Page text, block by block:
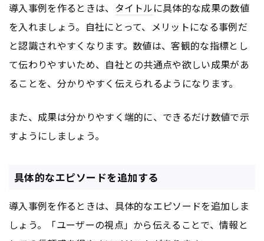
導入事例を作るときは、 タイトルに具体的な成果の数値
を入れましょう。自社にとって、メリットになる事例だ
と認識されやすくなります。数値は、客観的な指標とし
て伝わりやすいため、自社との共通点や欲しい成果があ
ることを、分かりやすく伝えられるようになります。
また、成果は分かりやすく端的に、できるだけ数値で示
すようにしましょう。
具体的なエピソードを追加する
導入事例を作るときは、具体的なエピソードを追加しま
しょう。「ユーザーの視点」から伝えることで、情報と